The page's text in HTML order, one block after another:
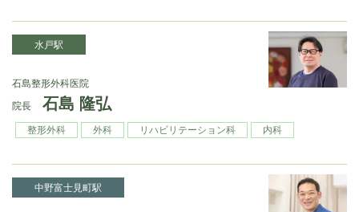
水戸駅
石島整形外科医院
院長
石島 隆弘
整形外科 外科 リハビリテーション科 内科
中野富士見町駅